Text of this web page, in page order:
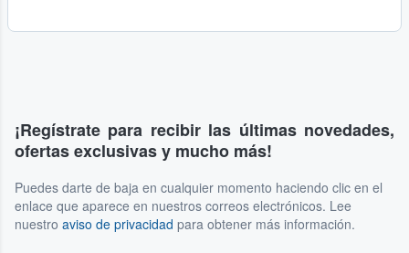
¡Regístrate para recibir las últimas novedades,
ofertas exclusivas y mucho más!
Puedes darte de baja en cualquier momento haciendo clic en el
enlace que aparece en nuestros correos electrónicos. Lee
nuestro aviso de privacidad para obtener más información.